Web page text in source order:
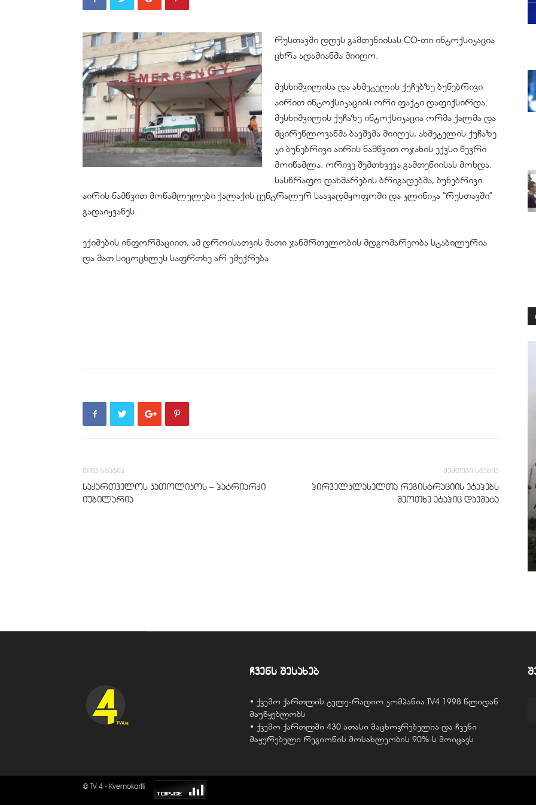
რუსთავში დღეს გამთენიისას CO-თი ინტოქსიკაცია
ცხრა ადამიანმა მიიღო.
მესხიშვილისა და ახმეტელის ქუჩებზე ბუნებრივი
აირით ინტოქსიკაციის ორი ფაქტი დაფიქსირდა.
მესხიშვილის ქუჩაზე ინტოქსიკაცია ორმა ქალმა და
მცირეწლოვანმა ბავშვმა მიიღეს, ახმეტელის ქუჩაზე
კი ბუნებრივი აირის ნამწვით ოჯახის ექვსი წევრი
მოიწამლა. ორივე შემთხვევა გამთენიისას მოხდა.
სასწრაფო დახმარების ბრიგადებმა, ბუნებრივი
აირის ნამწვით მოწამლულები ქალაქის ცენტრალურ საავადმყოფოში და კლინიკა “რუსთავში”
გადაიყვანეს.
ექიმების ინფორმაციით, ამ დროისათვის მათი ჯანმრთელობის მდგომარეობა სტაბილურია
და მათ სიცოცხლეს საფრთხე არ ემუქრება.
წინა სტატია
საქართველოს კათოლიკოს – პატრიარქი
იუბილარია
შემდეგი სტატია
პირველკლასელთა რეგისტრაციის ეტაპებს
მეოთხე ეტაპიც დაემატა
ჩვენს შესახებ
• ქვემო ქართლის ტელე-რადიო კომპანია TV4 1998 წლიდან
მაუწყებლობს
• ქვემო ქართლში 430 ათასი მაცხოვრებელია და ჩვენი
მაყურებელი რეგიონის მოსახლეობის 90%-ს მოიცავს
© TV 4 - Kvemokartli